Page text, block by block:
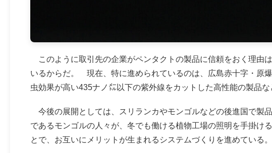
このように取引先の企業がペンタクトの製品に信頼をおく理由
いるからだ。 現在、特に進められているのは、広島赤十字・原
虫効果が高い435ナノ㍍以下の紫外線をカットした高性能の製品
今後の展開としては、スリランカやモンゴルなどの後進国で製
であるモンゴルの人々が、冬でも働ける植物工場の照明を手掛け
とで、お互いにメリットが生まれるシステムづくりを進めている。